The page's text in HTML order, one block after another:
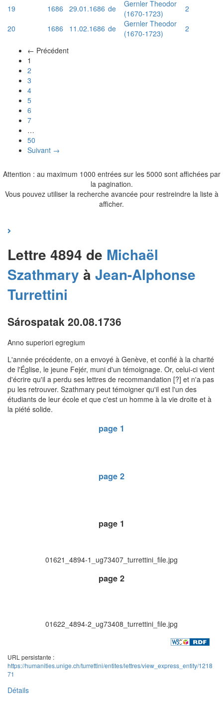
19 1686 29.01.1686 de
Gernler Theodor
(1670-1723)
2
20
1686 11.02.1686 de
Gernler Theodor
(1670-1723)
2
← Précédent
1
2
3
4
5
6
7
…
50
Suivant →
Attention : au maximum 1000 entrées sur les 5000 sont affichées par
la pagination.
Vous pouvez utiliser la recherche avancée pour restreindre la liste à
afficher.
Lettre 4894 de Michaël
Szathmary à Jean-Alphonse
Turrettini
Sárospatak 20.08.1736
Anno superiori egregium
L'année précédente, on a envoyé à Genève, et confié à la charité
de l'Église, le jeune Fejér, muni d'un témoignage. Or, celui-ci vient
d'écrire qu'il a perdu ses lettres de recommandation [?] et n'a pas
pu les retrouver. Szathmary peut témoigner qu'il est l'un des
étudiants de leur école et que c'est un homme à la vie droite et à
la piété solide.
page 1
page 2
page 1
01621_4894-1_ug73407_turrettini_file.jpg
page 2
01622_4894-2_ug73408_turrettini_file.jpg
URL persistante :
https://humanities.unige.ch/turrettini/entites/lettres/view_express_entity/1218
71
Détails